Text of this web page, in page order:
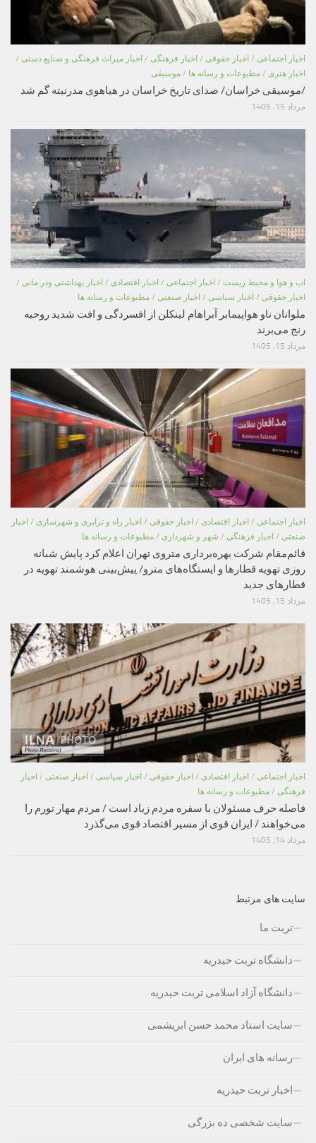
اخبار اجتماعی / اخبار حقوقی / اخبار فرهنگی / اخبار میراث فرهنگی و صنایع دستی /
اخبار هنری / مطبوعات و رسانه ها / موسیقی
/موسیقی خراسان/ صدای تاریخ خراسان در هیاهوی مدرنیته گم شد
مرداد 15, 1405
اب و هوا و محیط زیست / اخبار اجتماعی / اخبار اقتصادی / اخبار بهداشتی ودر مانی /
اخبار حقوقی / اخبار سیاسی / اخبار صنعتی / مطبوعات و رسانه ها
ملوانان ناو هواپیمابر آبراهام لینکلن از افسردگی و افت شدید روحیه
رنج می‌برند
مرداد 15, 1405
اخبار اجتماعی / اخبار اقتصادی / اخبار حقوقی / اخبار راه و ترابری و شهرسازی / اخبار
صنعتی / اخبار فرهنگی / شهر و شهرداری / مطبوعات و رسانه ها
قائم‌مقام شرکت بهره‌برداری متروی تهران اعلام کرد پایش شبانه
روزی تهویه قطارها و ایستگاه‌های مترو/ پیش‌بینی هوشمند تهویه در
قطارهای جدید
مرداد 15, 1405
اخبار اجتماعی / اخبار اقتصادی / اخبار حقوقی / اخبار سیاسی / اخبار صنعتی / اخبار
فرهنگی / مطبوعات و رسانه ها
فاصله حرف مسئولان با سفره مردم زیاد است / مردم مهار تورم را
می‌خواهند / ایران قوی از مسیر اقتصاد قوی می‌گذرد
مرداد 14, 1405
سایت های مرتبط
تربت ما
دانشگاه تربت حیدریه
دانشگاه آزاد اسلامی تربت حیدریه
سایت استاد محمد حسن ابریشمی
رسانه های ایران
اخبار تربت حیدریه
سایت شخصی ده بزرگی